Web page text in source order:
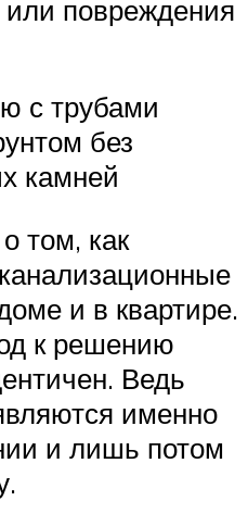
повреждения
с трубами
без
камней
том, как
и в квартире.
к решению
Ведь
именно
и лишь потом